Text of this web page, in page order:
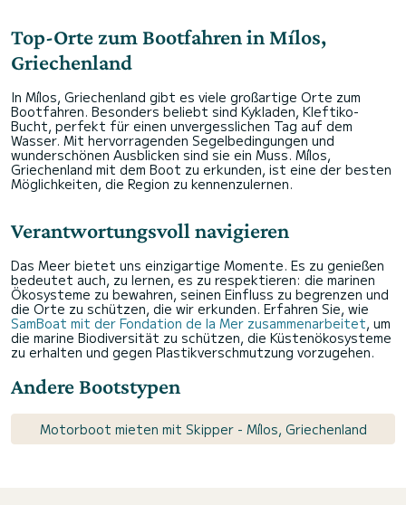
Top-Orte zum Bootfahren in Mílos,
Griechenland
In Mílos, Griechenland gibt es viele großartige Orte zum
Bootfahren. Besonders beliebt sind Kykladen, Kleftiko-
Bucht, perfekt für einen unvergesslichen Tag auf dem
Wasser. Mit hervorragenden Segelbedingungen und
wunderschönen Ausblicken sind sie ein Muss. Mílos,
Griechenland mit dem Boot zu erkunden, ist eine der besten
Möglichkeiten, die Region zu kennenzulernen.
Verantwortungsvoll navigieren
Das Meer bietet uns einzigartige Momente. Es zu genießen
bedeutet auch, zu lernen, es zu respektieren: die marinen
Ökosysteme zu bewahren, seinen Einfluss zu begrenzen und
die Orte zu schützen, die wir erkunden. Erfahren Sie, wie
SamBoat mit der Fondation de la Mer zusammenarbeitet, um
die marine Biodiversität zu schützen, die Küstenökosysteme
zu erhalten und gegen Plastikverschmutzung vorzugehen.
Andere Bootstypen
Motorboot mieten mit Skipper - Mílos, Griechenland